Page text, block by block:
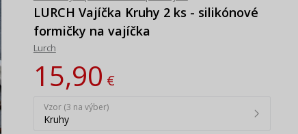
LURCH Vajíčka Kruhy 2 ks - silikónové
formičky na vajíčka
Lurch
15,90€
Vzor (3 na výber)
Kruhy